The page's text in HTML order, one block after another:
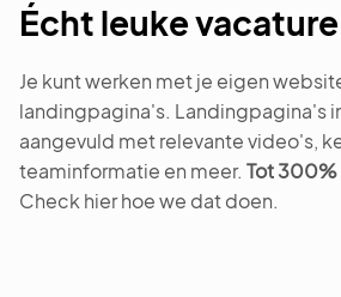
Écht leuke
Je kunt werken met je eigen
landingpagina's. Landingpagina's
aangevuld met relevante video's,
teaminformatie en meer. Tot
Check hier hoe we dat doen.